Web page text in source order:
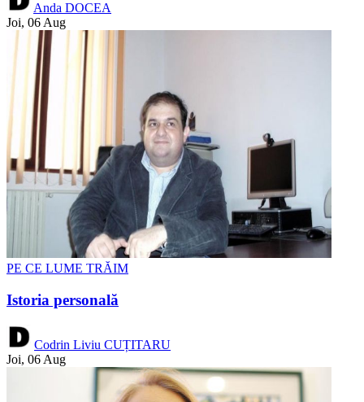
Anda DOCEA
Joi, 06 Aug
PE CE LUME TRĂIM
Istoria personală
Codrin Liviu CUȚITARU
Joi, 06 Aug